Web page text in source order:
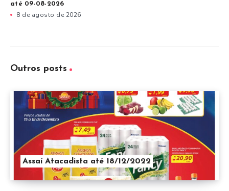
até 09-08-2026
8 de agosto de 2026
Outros posts
Assaí Atacadista até 18/12/2022